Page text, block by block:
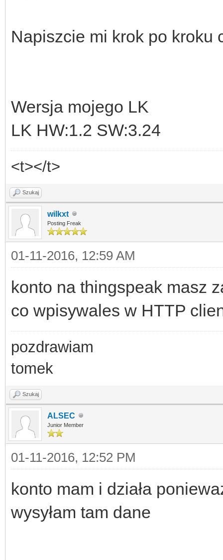
Napiszcie mi krok po kroku
Wersja mojego LK
LK HW:1.2 SW:3.24
<t></t>
Szukaj
wilkxt
Posting Freak
01-11-2016, 12:59 AM
konto na thingspeak masz
co wpisywales w HTTP
pozdrawiam
tomek
Szukaj
ALSEC
Junior Member
01-11-2016, 12:52 PM
konto mam i działa
wysyłam tam dane